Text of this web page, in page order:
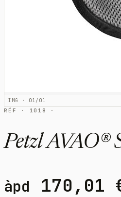
IMG · 01/01
RÉF · 1018 ·
Petzl AVAO®
àpd 170,01